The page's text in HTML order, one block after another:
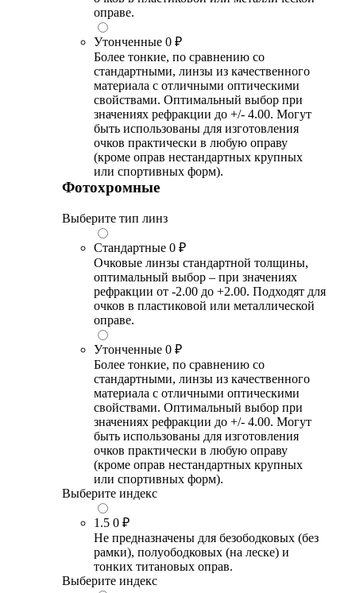
оправе.
Утонченные 0 ₽
Более тонкие, по сравнению со
стандартными, линзы из качественного
материала с отличными оптическими
свойствами. Оптимальный выбор при
значениях рефракции до +/- 4.00. Могут
быть использованы для изготовления
очков практически в любую оправу
(кроме оправ нестандартных крупных
или спортивных форм).
Фотохромные
Выберите тип линз
Стандартные 0 ₽
Очковые линзы стандартной толщины,
оптимальный выбор – при значениях
рефракции от -2.00 до +2.00. Подходят для
очков в пластиковой или металлической
оправе.
Утонченные 0 ₽
Более тонкие, по сравнению со
стандартными, линзы из качественного
материала с отличными оптическими
свойствами. Оптимальный выбор при
значениях рефракции до +/- 4.00. Могут
быть использованы для изготовления
очков практически в любую оправу
(кроме оправ нестандартных крупных
или спортивных форм).
Выберите индекс
1.5 0 ₽
Не предназначены для безободковых (без
рамки), полуободковых (на леске) и
тонких титановых оправ.
Выберите индекс